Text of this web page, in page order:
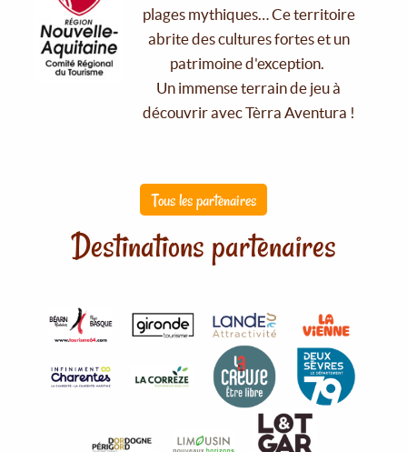
plages mythiques… Ce territoire
abrite des cultures fortes et un
patrimoine d'exception.
Un immense terrain de jeu à
découvrir avec Tèrra Aventura !
Tous les partenaires
Destinations partenaires